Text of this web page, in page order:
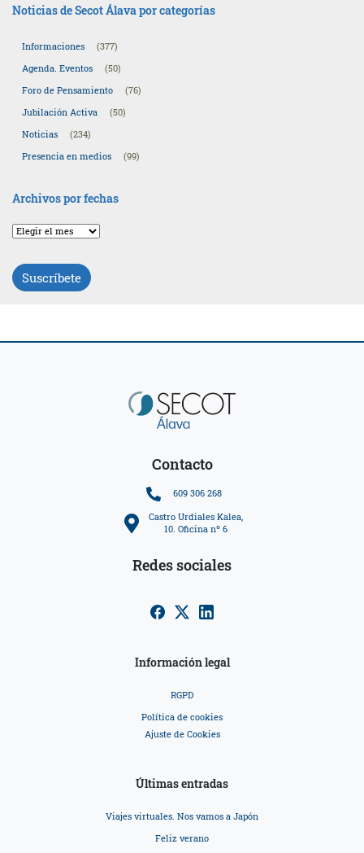
Noticias de Secot Álava por categorías
Informaciones
(377)
Agenda. Eventos
(50)
Foro de Pensamiento
(76)
Jubilación Activa
(50)
Noticias
(234)
Presencia en medios
(99)
Archivos por fechas
Archivos
por
Suscríbete
Contacto
609 306 268
Castro Urdiales Kalea,
10. Oficina nº 6
Redes sociales
Información legal
RGPD
Política de cookies
Ajuste de Cookies
Últimas entradas
Viajes virtuales. Nos vamos a Japón
Feliz verano